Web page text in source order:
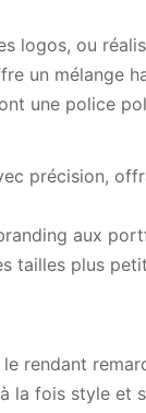
logos, ou
un mélange
une police
précision,
aux
tailles plus
rendant
la fois style et